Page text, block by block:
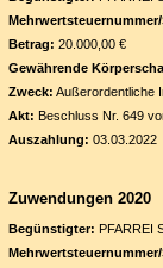
Betrag: 20.000,00 €
Gewährende
Zweck: Außerordentliche
Akt: Beschluss Nr. 649
Auszahlung: 03.03.2022
Zuwendungen 2020
Begünstigter: PFARREI